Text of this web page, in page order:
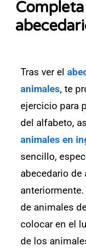
Tras ver el
animales, te
ejercicio para
del alfabeto,
animales en
sencillo,
abecedario
de animales
colocar en el
de los